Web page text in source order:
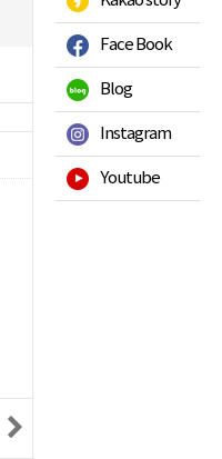
Face Book
Blog
Instagram
Youtube